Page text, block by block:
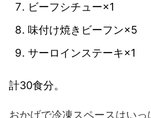
ビーフシチュー×1
味付け焼きビーフン×5
サーロインステーキ×1
計30食分。
おかげで冷凍スペースはい